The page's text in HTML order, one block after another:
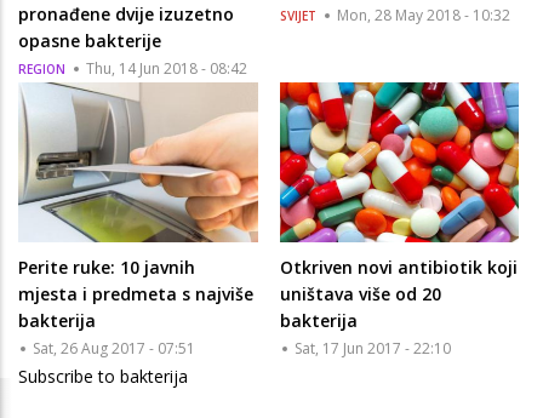
pronađene dvije izuzetno
opasne bakterije
REGION Thu, 14 Jun 2018 - 08:42
SVIJET Mon, 28 May 2018 - 10:32
Perite ruke: 10 javnih
mjesta i predmeta s najviše
bakterija
Sat, 26 Aug 2017 - 07:51
Otkriven novi antibiotik koji
uništava više od 20
bakterija
Sat, 17 Jun 2017 - 22:10
Subscribe to bakterija